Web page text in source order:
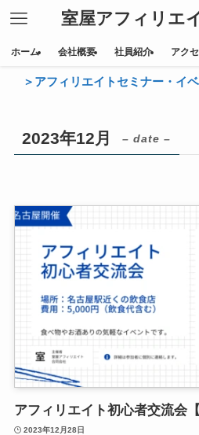
室屋アフィリエ
ホーム 会社概要 社員紹介 アク
＞アフィリエイトセミナー・イ
2023年12月 – date –
アフィリエイト初心者交流会
2023年12月28日